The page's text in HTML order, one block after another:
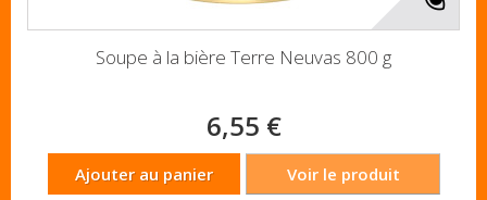
Soupe à la bière Terre Neuvas 800 g
6,55 €
Ajouter au panier Voir le produit